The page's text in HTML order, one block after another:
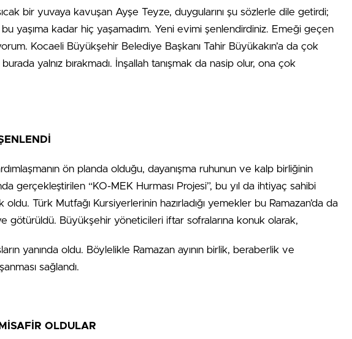
bir yuvaya kavuşan Ayşe Teyze, duygularını şu sözlerle dile getirdi;
yaşıma kadar hiç yaşamadım. Yeni evimi şenlendirdiniz. Emeği geçen
Kocaeli Büyükşehir Belediye Başkanı Tahir Büyükakın’a da çok
yalnız bırakmadı. İnşallah tanışmak da nasip olur, ona çok
ön planda olduğu, dayanışma ruhunun ve kalp birliğinin
gerçekleştirilen “KO-MEK Hurması Projesi”, bu yıl da ihtiyaç sahibi
Türk Mutfağı Kursiyerlerinin hazırladığı yemekler bu Ramazan’da da
götürüldü. Büyükşehir yöneticileri iftar sofralarına konuk olarak,
yanında oldu. Böylelikle Ramazan ayının birlik, beraberlik ve
sağlandı.
OLDULAR